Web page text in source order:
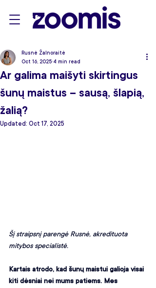
Ar galima maišyti skirtingus
šunų maistus – sausą, šlapią,
žalią?
Rusnė Žalnoraitė
Oct 16, 2025 4 min read
Updated: Oct 17, 2025
Šį straipsnį parengė Rusnė, akredituota
mitybos specialistė.
Kartais atrodo, kad šunų maistui galioja visai
kiti dėsniai nei mums patiems. Mes